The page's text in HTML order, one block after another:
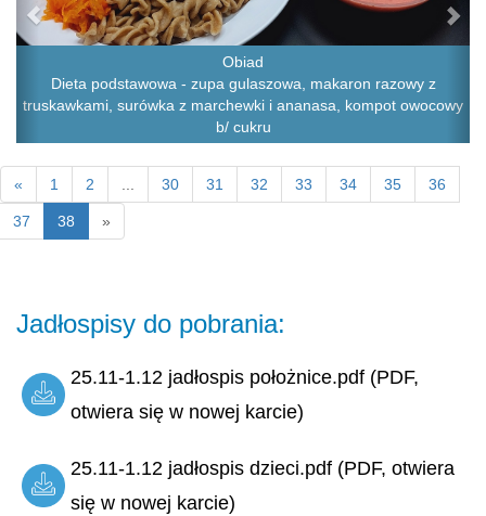
Obiad
Dieta podstawowa - zupa gulaszowa, makaron razowy z
truskawkami, surówka z marchewki i ananasa, kompot owocowy
b/ cukru
« 1 2 ... 30 31 32 33 34 35 36
37 38 »
Jadłospisy do pobrania:
25.11-1.12 jadłospis położnice.pdf (PDF,
otwiera się w nowej karcie)
25.11-1.12 jadłospis dzieci.pdf (PDF, otwiera
się w nowej karcie)